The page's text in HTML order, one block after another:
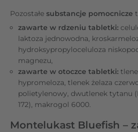
Pozostałe substancje pomocnicze
zawarte w rdzeniu tabletki:
laktoza jednowodna,
hydroksypropyloceluloza
magnezu,
zawarte w otoczce tabletki:
hypromeloza, tlenek żelaza
polietylenowy, dwutlenek tytanu
172), makrogol 6000.
Montelukast Bluefish –